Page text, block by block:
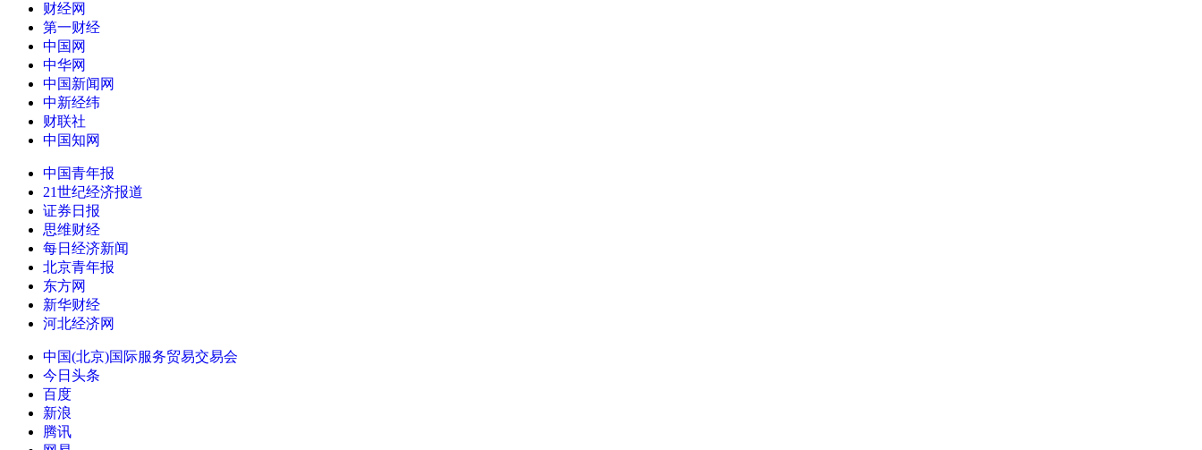
财经网
第一财经
中国网
中华网
中国新闻网
中新经纬
财联社
中国知网
中国青年报
21世纪经济报道
证券日报
思维财经
每日经济新闻
北京青年报
东方网
新华财经
河北经济网
中国(北京)国际服务贸易交易会
今日头条
百度
新浪
腾讯